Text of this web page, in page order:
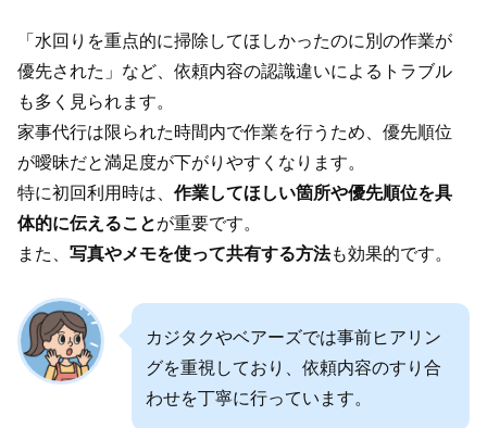
「水回りを重点的に掃除してほしかったのに別の作業が
優先された」など、依頼内容の認識違いによるトラブル
も多く見られます。
家事代行は限られた時間内で作業を行うため、優先順位
が曖昧だと満足度が下がりやすくなります。
特に初回利用時は、作業してほしい箇所や優先順位を具
体的に伝えることが重要です。
また、写真やメモを使って共有する方法も効果的です。
カジタクやベアーズでは事前ヒアリン
グを重視しており、依頼内容のすり合
わせを丁寧に行っています。